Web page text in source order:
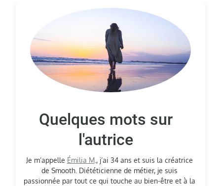
Quelques mots sur
l'autrice
Je m’appelle Émilia M., j’ai 34 ans et suis la créatrice
de Smooth. Diététicienne de métier, je suis
passionnée par tout ce qui touche au bien-être et à la